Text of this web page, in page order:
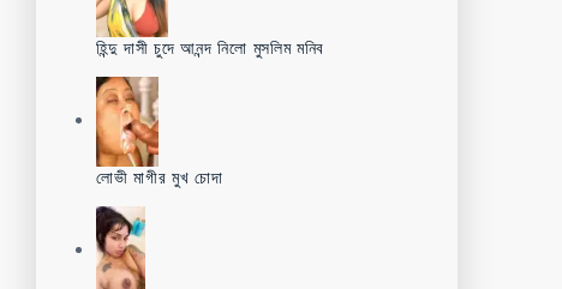
হিন্দু দাসী চুদে আনন্দ নিলো মুসলিম মনিব
লোভী মাগীর মুখ চোদা